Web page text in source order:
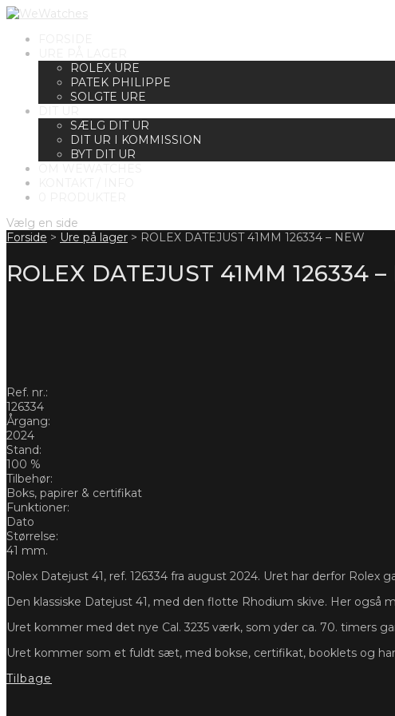
ROLEX URE
PATEK PHILIPPE
SOLGTE URE
SÆLG DIT UR
DIT UR I KOMMISSION
BYT DIT UR
Vælg en side
Forside > Ure på lager > ROLEX DATEJUST 41MM 126334 – NEW
ROLEX DATEJUST 41MM 126334
Ref. nr.:
126334
Årgang:
2024
Stand:
100 %
Tilbehør:
Boks, papirer & certifikat
Funktioner:
Dato
Størrelse:
41 mm.
Rolex Datejust 41, ref. 126334 fra august 2024. Uret har derfor Rolex
Den klassiske Datejust 41, med den flotte Rhodium skive. Her
Uret kommer med det nye Cal. 3235 værk, som yder ca. 70. timers
Uret kommer som et fuldt sæt, med bokse, certifikat, booklets og
Tilbage